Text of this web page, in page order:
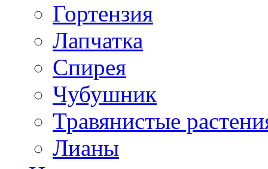
Гортензия
Лапчатка
Спирея
Чубушник
Травянистые
Лианы